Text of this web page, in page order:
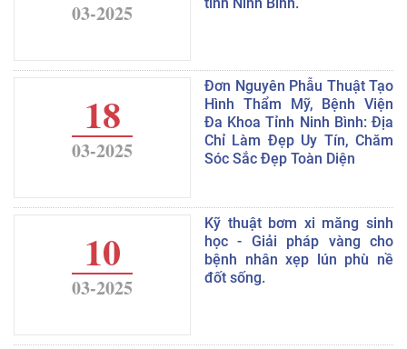
03-2025
18
03-2025
Đơn Nguyên Phẫu Thuật Tạo
Hình Thẩm Mỹ, Bệnh Viện
Đa Khoa Tỉnh Ninh Bình: Địa
Chỉ Làm Đẹp Uy Tín, Chăm
Sóc Sắc Đẹp Toàn Diện
10
03-2025
Kỹ thuật bơm xi măng sinh
học - Giải pháp vàng cho
bệnh nhân xẹp lún phù nề
đốt sống.